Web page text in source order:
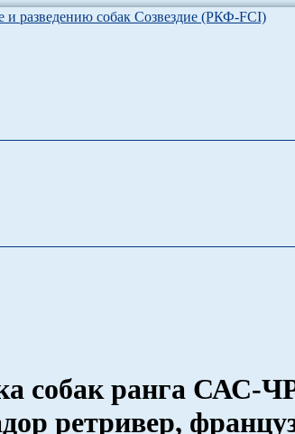
собак (РКФ-FCI) Созвездие.
собак ранга
ретривер,